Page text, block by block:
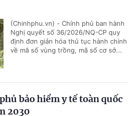
(Chinhphu.vn) - Chính phủ ban hành
Nghị quyết số 36/2026/NQ-CP quy
định đơn giản hóa thủ tục hành chính
về mã số vùng trồng, mã số cơ sở...
bảo hiểm y tế toàn quốc
2030